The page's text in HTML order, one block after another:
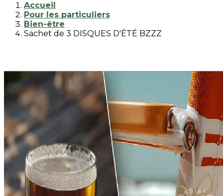
Accueil
Pour les particuliers
Bien-être
Sachet de 3 DISQUES D'ÉTÉ BZZZ